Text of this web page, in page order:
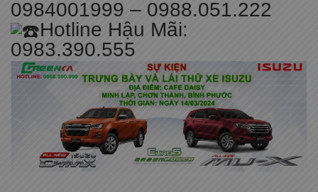
0984001999 – 0988.051.222
Hotline Hậu Mãi:
0983.390.555